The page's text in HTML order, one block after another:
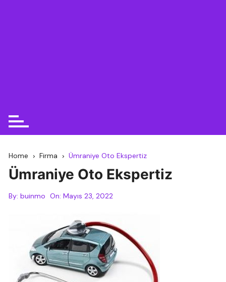
Home Firma Ümraniye Oto Ekspertiz
Ümraniye Oto Ekspertiz
By: buinmo On:Mayıs 23, 2022